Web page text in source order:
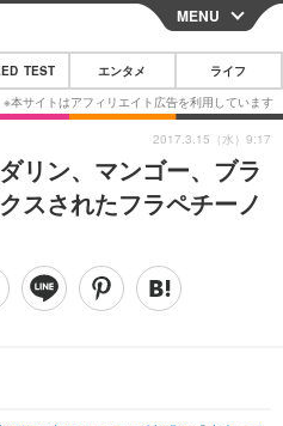
CLOSE
スマートフォン
その他
映画・ドラマ
MENU
TEST エンタメ ライフ
リン、マンゴー、ブラ
スされたフラペチーノ
2017.3.15（水）9:17